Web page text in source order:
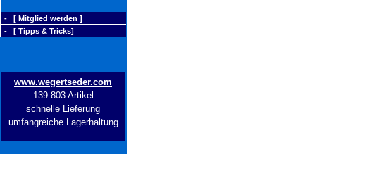
- [ Mitglied werden ]
- [ Tipps & Tricks]
www.wegertseder.com
139.803 Artikel
schnelle Lieferung
umfangreiche Lagerhaltung